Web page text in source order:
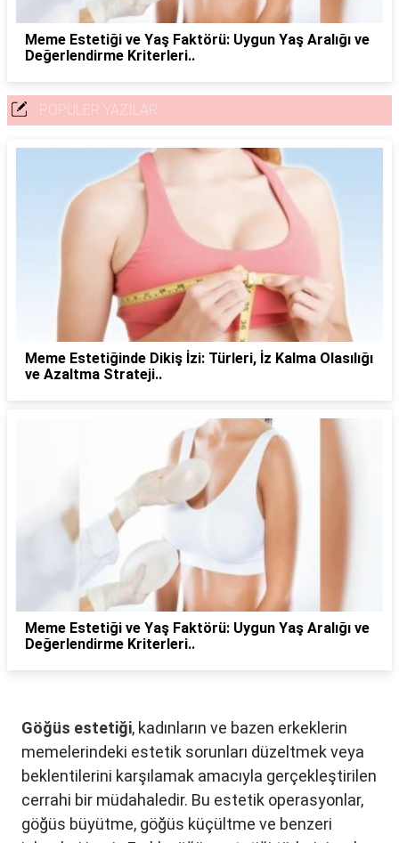
Meme Estetiği ve Yaş Faktörü: Uygun Yaş Aralığı ve
Değerlendirme Kriterleri..
POPÜLER YAZILAR
Meme Estetiğinde Dikiş İzi: Türleri, İz Kalma Olasılığı
ve Azaltma Strateji..
Meme Estetiği ve Yaş Faktörü: Uygun Yaş Aralığı ve
Değerlendirme Kriterleri..
Göğüs estetiği, kadınların ve bazen erkeklerin
memelerindeki estetik sorunları düzeltmek veya
beklentilerini karşılamak amacıyla gerçekleştirilen
cerrahi bir müdahaledir. Bu estetik operasyonlar,
göğüs büyütme, göğüs küçültme ve benzeri